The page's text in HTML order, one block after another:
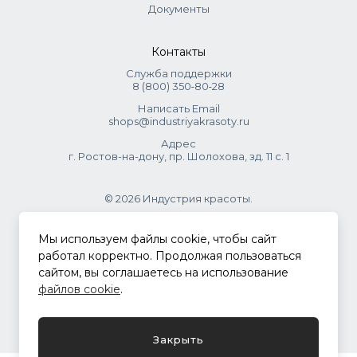
Документы
Контакты
Служба поддержки
8 (800) 350‑80‑28
Написать Email
shops@industriyakrasoty.ru
Адрес
г. Ростов-на-дону, пр. Шолохова, зд. 11 с. 1
© 2026 Индустрия красоты.
.
Политика конфиденциальности
Мы используем файлы cookie, чтобы сайт
работал корректно. Продолжая пользоваться
сайтом, вы соглашаетесь на использование
файлов cookie.
Закрыть